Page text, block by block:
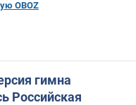
OBOZ
гимна
Российская